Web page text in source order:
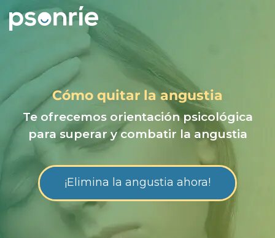
Cómo quitar la angustia
Te ofrecemos orientación psicológica
para superar y combatir la angustia
¡Elimina la angustia ahora!